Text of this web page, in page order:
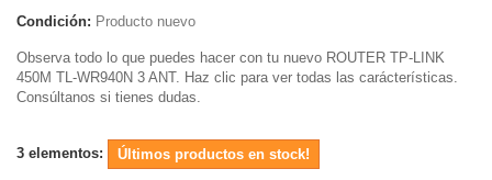
Condición: Producto nuevo
Observa todo lo que puedes hacer con tu nuevo ROUTER TP-LINK
450M TL-WR940N 3 ANT. Haz clic para ver todas las carácterísticas.
Consúltanos si tienes dudas.
3 elementos: Últimos productos en stock!